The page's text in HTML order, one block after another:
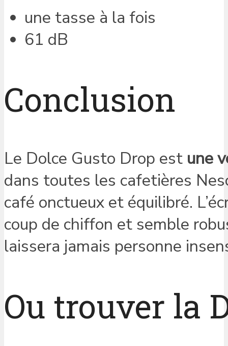
une tasse à la fois
61 dB
Conclusion
Le Dolce Gusto Drop est une
dans toutes les cafetières
café onctueux et équilibré.
coup de chiffon et semble
laissera jamais personne
Ou trouver la